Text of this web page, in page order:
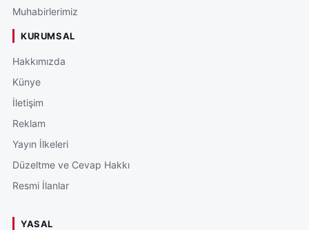
Muhabirlerimiz
KURUMSAL
Hakkımızda
Künye
İletişim
Reklam
Yayın İlkeleri
Düzeltme ve Cevap Hakkı
Resmi İlanlar
YASAL